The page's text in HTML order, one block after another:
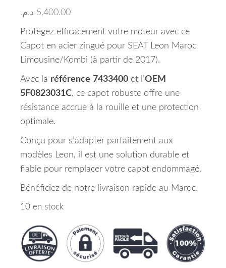
5,400.00 د.م.
Protégez efficacement votre moteur avec ce
Capot en acier zingué pour SEAT Leon Maroc
Limousine/Kombi (à partir de 2017).
Avec la référence 7433400 et l’OEM
5F0823031C, ce capot robuste offre une
résistance accrue à la rouille et une protection
optimale.
Conçu pour s’adapter parfaitement aux
modèles Leon, il est une solution durable et
fiable pour remplacer votre capot endommagé.
Bénéficiez de notre livraison rapide au Maroc.
10 en stock